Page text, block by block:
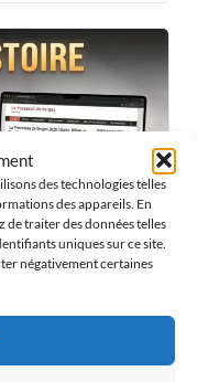
des technologies telles
des appareils. En
de traiter des données telles
uniques sur ce site.
négativement certaines
du site